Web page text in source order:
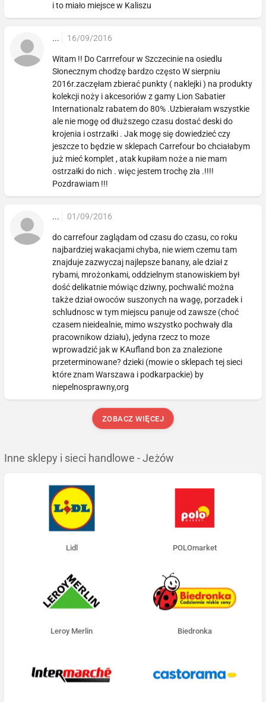
i to miało miejsce w Kaliszu
... 16/09/2016
Witam !! Do Carrrefour w Szczecinie na osiedlu
Słonecznym chodzę bardzo często W sierpniu
2016r.zaczęłam zbierać punkty ( naklejki ) na produkty
kolekcji noży i akcesoriów z gamy Lion Sabatier
Internationalz rabatem do 80% .Uzbierałam wszystkie
ale nie mogę od dłuższego czasu dostać deski do
krojenia i ostrzałki . Jak mogę się dowiedzieć czy
jeszcze to będzie w sklepach Carrefour bo chciałabym
już mieć komplet , atak kupiłam noże a nie mam
ostrzałki do nich . więc jestem trochę zła .!!!!
Pozdrawiam !!!
... 01/09/2016
do carrefour zaglądam od czasu do czasu, co roku
najbardziej wakacjami chyba, nie wiem czemu tam
znajduje zazwyczaj najlepsze banany, ale dział z
rybami, mrożonkami, oddzielnym stanowiskiem był
dość delikatnie mówiąc dziwny, pochwalić można
także dział owoców suszonych na wagę, porzadek i
schludnosc w tym miejscu panuje od zawsze (choć
czasem nieidealnie, mimo wszystko pochwały dla
pracownikow działu), jedyna rzecz to moze
wprowadzić jak w KAufland bon za znalezione
przeterminowane? dzieki (mowie o sklepach tej sieci
które znam Warszawa i podkarpackie) by
niepelnosprawny,org
ZOBACZ WIĘCEJ
Inne sklepy i sieci handlowe - Jeżów
Lidl POLOmarket
Leroy Merlin Biedronka